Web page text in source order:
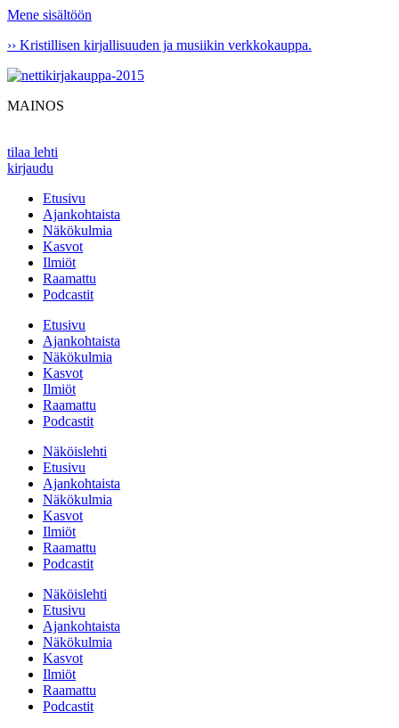
Mene sisältöön
›› Kristillisen kirjallisuuden ja musiikin verkkokauppa.
MAINOS
tilaa lehti
kirjaudu
Etusivu
Ajankohtaista
Näkökulmia
Kasvot
Ilmiöt
Raamattu
Podcastit
Etusivu
Ajankohtaista
Näkökulmia
Kasvot
Ilmiöt
Raamattu
Podcastit
Näköislehti
Etusivu
Ajankohtaista
Näkökulmia
Kasvot
Ilmiöt
Raamattu
Podcastit
Näköislehti
Etusivu
Ajankohtaista
Näkökulmia
Kasvot
Ilmiöt
Raamattu
Podcastit